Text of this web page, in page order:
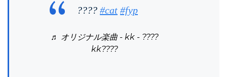
???? #cat #fyp
♬ オリジナル楽曲 - kk - ????
kk????